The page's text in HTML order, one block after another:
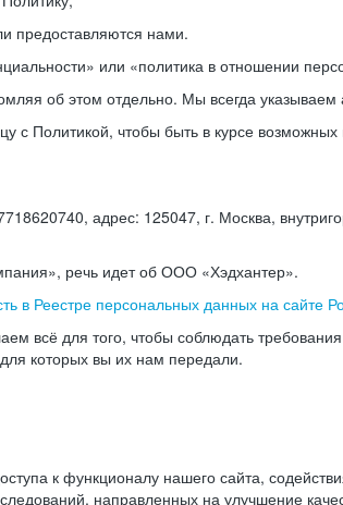
предоставляются нами.
или «политика в отношении
об этом отдельно. Мы всегда указываем
с Политикой, чтобы быть в курсе
адрес: 125047, г. Москва,
речь идет об ООО «Хэдхантер».
в Реестре персональных данных на сайте
всё для того, чтобы соблюдать
которых вы их нам передали.
к функционалу нашего сайта,
направленных на улучшение